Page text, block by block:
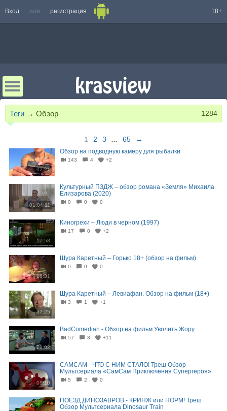
Вход или регистрация 18+
Теги → Обзор 1284
1 2 3 65 →
02:21
Обзор на подводную камеру для рыбалки
143 4 +2
01:04:11
Культурный ПЗДЖ – обзор романа «Земля» Михаила
Елизарова (2020)
0 0 0
17:58
Киногрехи – Люди в черном (1997)
17 0 +2
16:31
Шура Каретный – Горько 18+ (обзор на фильм)
0 0 0
37:25
Шура Каретный – Левиафан. Обзор на фильм (18+)
3 1 +1
28:02
BadComedian - Обзор на фильм Уволить Жору
57 3 +11
08:10
САМСАМ - ЧТО С НИМ СТАЛО! Треш Обзор
Мультсериала «СамСам Приключения Супергероя»
5 2 0
ПОЕЗД ДИНОЗАВРОВ - КРИНЖ или НОРМ! Треш
Обзор Мультсериала Dinosaur Train